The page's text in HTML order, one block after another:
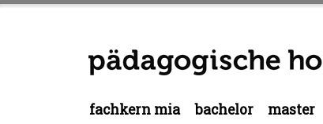
fachkern mia bachelor master